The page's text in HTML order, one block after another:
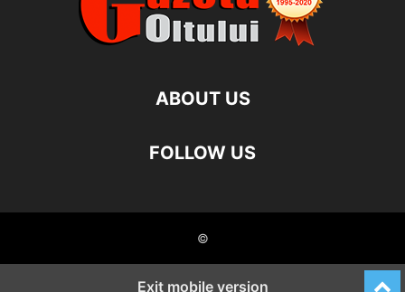
ABOUT US
FOLLOW US
©
Exit mobile version